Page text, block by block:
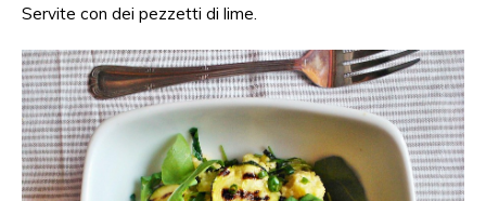
Servite con dei pezzetti di lime.